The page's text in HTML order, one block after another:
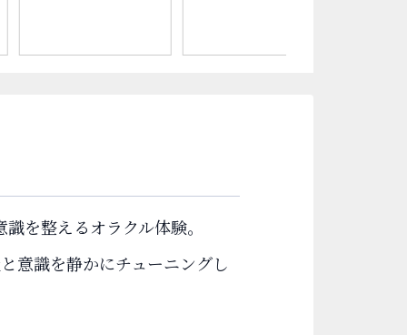
を整えるオラクル体験。
意識を静かにチューニングし